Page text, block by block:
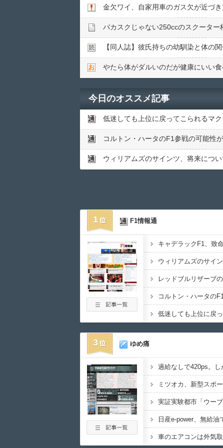
金欠ワイ、自家用車のガス欠が近づき
バカスクじゃない250ccのスクータ
【同人誌】彼氏持ちの幼馴染と体の
やたら体がダルいのだが健康にいい
今日のオススメ記事
低迷しても上位に戻ってこられるマ
コルトン・ハータのF1参戦の可能性
ウィリアムズのサインツ、将来につ
1 F1情報通
コルトン・ハータの
3 ゆめ痛
日産e-power、無給
車のエアコンは外気